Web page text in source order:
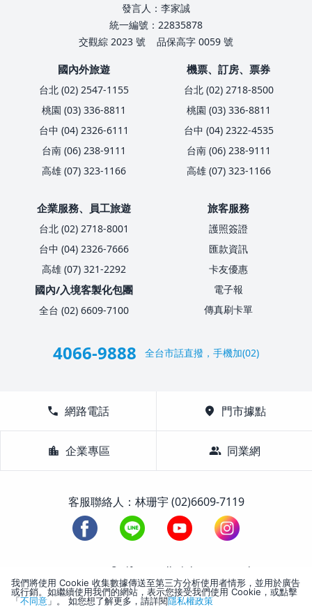
發言人：李家誠
統一編號：22835878
交觀綜 2023 號
品保高字 0059 號
國內外旅遊
台北 (02) 2547-1155
桃園 (03) 336-8811
台中 (04) 2326-6111
台南 (06) 238-9111
高雄 (07) 323-1166
機票、訂房、票券
台北 (02) 2718-8500
桃園 (03) 336-8811
台中 (04) 2322-4535
台南 (06) 238-9111
高雄 (07) 323-1166
企業服務、員工旅遊
台北 (02) 2718-8001
台中 (04) 2326-7666
高雄 (07) 321-2292
國內/入境客製化包團
全台 (02) 6609-7100
旅客服務
護照簽證
匯款資訊
卡友優惠
電子報
傳真刷卡單
4066-9888 全台市話直撥，手機加(02)
call 網路電話 location_on 門市據點
location_city 企業專區 group 同業網
客服聯絡人：林珊宇 (02)6609-7119
1988-2026 © Lifetour All Rights Reserved.
我們將使用 Cookie 收集數據傳送至第三方分析使用者情形，並用於廣告
或行銷。如繼續使用我們的網站，表示您接受我們使用 Cookie，或點擊
「不同意 」。 如您想了解更多，請詳閱隱私權政策